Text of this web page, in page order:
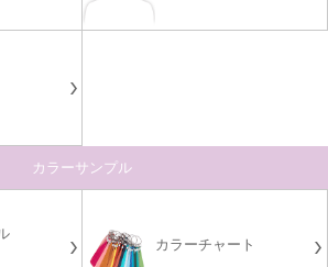
カラーサンプル
カラーチャート